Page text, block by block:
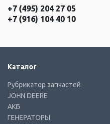
+7 (495) 204 27 05
+7 (916) 104 40 10
Каталог
Рубрикатор запчастей
JOHN DEERE
АКБ
ГЕНЕРАТОРЫ